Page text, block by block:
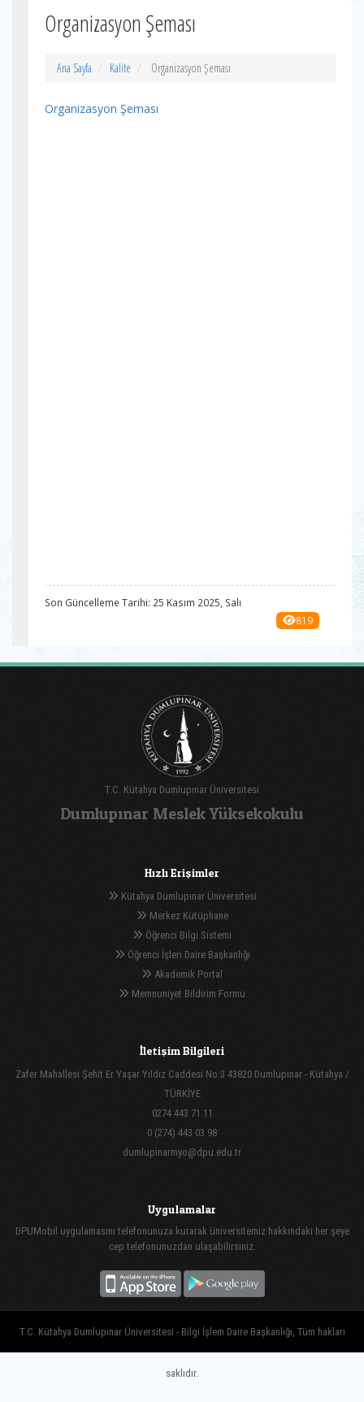
Organizasyon Şeması
Ana Sayfa Kalite Organizasyon Şeması
Organizasyon Şeması
Son Güncelleme Tarihi: 25 Kasım 2025, Salı
819
T.C. Kütahya Dumlupınar Üniversitesi
Dumlupınar Meslek Yüksekokulu
Hızlı Erişimler
Kütahya Dumlupınar Üniversitesi
Merkez Kütüphane
Öğrenci Bilgi Sistemi
Öğrenci İşleri Daire Başkanlığı
Akademik Portal
Memnuniyet Bildirim Formu
İletişim Bilgileri
Zafer Mahallesi Şehit Er Yaşar Yıldız Caddesi No:3 43820 Dumlupınar - Kütahya /
TÜRKİYE
0274 443 71 11
0 (274) 443 03 98
dumlupinarmyo@dpu.edu.tr
Uygulamalar
DPUMobil uygulamasını telefonunuza kurarak üniversitemiz hakkındaki her şeye
cep telefonunuzdan ulaşabilirsiniz.
T.C. Kütahya Dumlupınar Üniversitesi - Bilgi İşlem Daire Başkanlığı, Tüm hakları
saklıdır.